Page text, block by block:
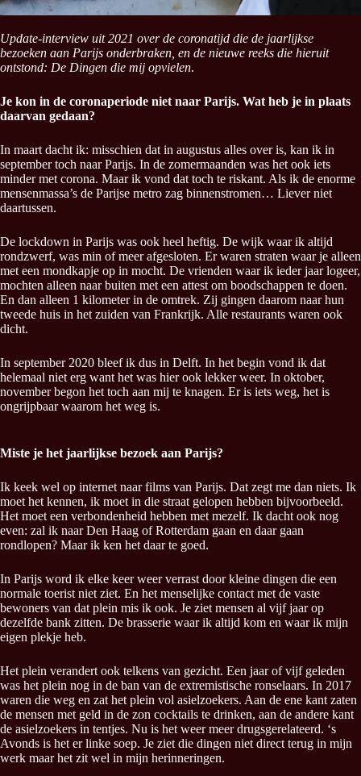
Update-interview uit 2021 over de coronatijd die de jaarlijkse
bezoeken aan Parijs onderbraken, en de nieuwe reeks die hieruit
ontstond: De Dingen die mij opvielen.
Je kon in de coronaperiode niet naar Parijs. Wat heb je in plaats
daarvan gedaan?
In maart dacht ik: misschien dat in augustus alles over is, kan ik in
september toch naar Parijs. In de zomermaanden was het ook iets
minder met corona. Maar ik vond dat toch te riskant. Als ik de enorme
mensenmassa’s de Parijse metro zag binnenstromen… Liever niet
daartussen.
De lockdown in Parijs was ook heel heftig. De wijk waar ik altijd
rondzwerf, was min of meer afgesloten. Er waren straten waar je alleen
met een mondkapje op in mocht. De vrienden waar ik ieder jaar logeer,
mochten alleen naar buiten met een attest om boodschappen te doen.
En dan alleen 1 kilometer in de omtrek. Zij gingen daarom naar hun
tweede huis in het zuiden van Frankrijk. Alle restaurants waren ook
dicht.
In september 2020 bleef ik dus in Delft. In het begin vond ik dat
helemaal niet erg want het was hier ook lekker weer. In oktober,
november begon het toch aan mij te knagen. Er is iets weg, het is
ongrijpbaar waarom het weg is.
Miste je het jaarlijkse bezoek aan Parijs?
Ik keek wel op internet naar films van Parijs. Dat zegt me dan niets. Ik
moet het kennen, ik moet in die straat gelopen hebben bijvoorbeeld.
Het moet een verbondenheid hebben met mezelf. Ik dacht ook nog
even: zal ik naar Den Haag of Rotterdam gaan en daar gaan
rondlopen? Maar ik ken het daar te goed.
In Parijs word ik elke keer weer verrast door kleine dingen die een
normale toerist niet ziet. En het menselijke contact met de vaste
bewoners van dat plein mis ik ook. Je ziet mensen al vijf jaar op
dezelfde bank zitten. De brasserie waar ik altijd kom en waar ik mijn
eigen plekje heb.
Het plein verandert ook telkens van gezicht. Een jaar of vijf geleden
was het plein nog in de ban van de extremistische ronselaars. In 2017
waren die weg en zat het plein vol asielzoekers. Aan de ene kant zaten
de mensen met geld in de zon cocktails te drinken, aan de andere kant
de asielzoekers in tentjes. Nu is het weer meer drugsgerelateerd. ‘s
Avonds is het er linke soep. Je ziet die dingen niet direct terug in mijn
werk maar het zit wel in mijn herinneringen.